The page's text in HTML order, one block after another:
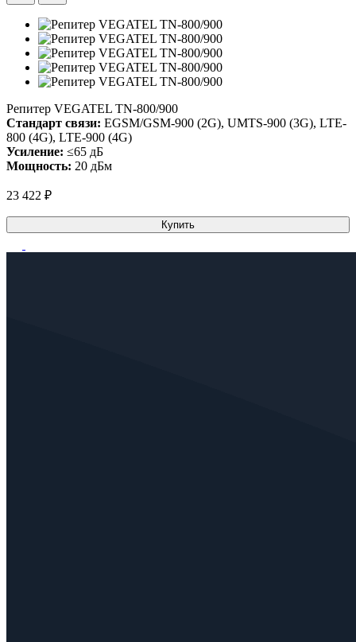
Репитер VEGATEL TN-800/900
Стандарт связи: EGSM/GSM-900 (2G), UMTS-900 (3G), LTE-
800 (4G), LTE-900 (4G)
Усиление: ≤65 дБ
Мощность: 20 дБм
23 422 ₽
Купить